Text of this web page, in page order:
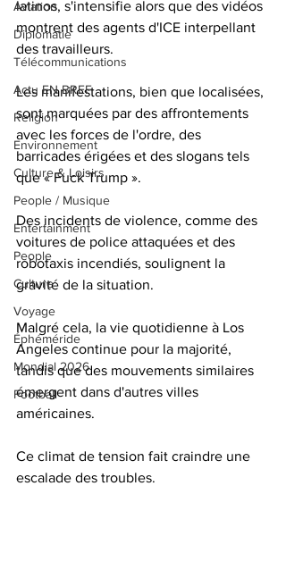
Aviation
Diplomatie
Télécommunications
Actu EN BREF
Religion
Environnement
Culture & Loisirs
People / Musique
Entertainment
People
Culture
Voyage
Éphéméride
Mondial 2026
Football
latinos, s'intensifie alors que des vidéos
montrent des agents d'ICE interpellant
des travailleurs.
Les manifestations, bien que localisées,
sont marquées par des affrontements
avec les forces de l'ordre, des
barricades érigées et des slogans tels
que « Fuck Trump ».
Des incidents de violence, comme des
voitures de police attaquées et des
robotaxis incendiés, soulignent la
gravité de la situation.
Malgré cela, la vie quotidienne à Los
Angeles continue pour la majorité,
tandis que des mouvements similaires
émergent dans d'autres villes
américaines.
Ce climat de tension fait craindre une
escalade des troubles.